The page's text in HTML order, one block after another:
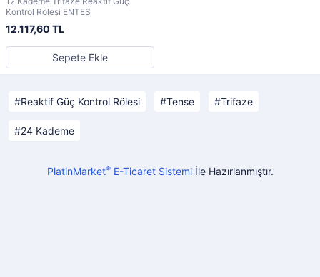
Kontrol Rölesi ENTES
12.117,60 TL
Sepete Ekle
Reaktif Güç Kontrol Rölesi Tense Trifaze
24 Kademe
PlatinMarket®E-Ticaret Sistemiİle Hazırlanmıştır.